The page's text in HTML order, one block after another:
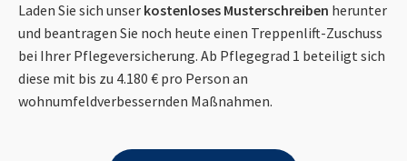
Laden Sie sich unser kostenloses Musterschreiben herunter
und beantragen Sie noch heute einen Treppenlift-Zuschuss
bei Ihrer Pflegeversicherung. Ab Pflegegrad 1 beteiligt sich
diese mit bis zu 4.180 € pro Person an
wohnumfeldverbessernden Maßnahmen.